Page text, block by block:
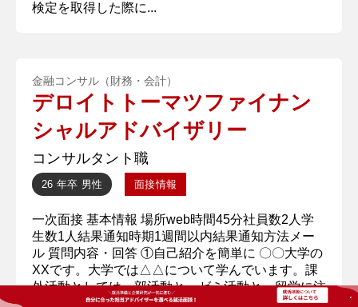
検定を取得した際に...
金融コンサル（財務・会計）
デロイトトーマツファイナン
シャルアドバイザリー
コンサルタント職
26 年卒 男性 面接情報
一次面接 基本情報 場所web時間45分社員数2人学
生数1人結果通知時期1週間以内結果通知方法メー
ル 質問内容・回答 ①自己紹介を簡単に 〇〇大学の
XXです。大学では△△について学んでいます。課
外活動としては、部活動と、ゼミ活動と、留学に注
力してまいりました。本日はどうぞよろしくお願い